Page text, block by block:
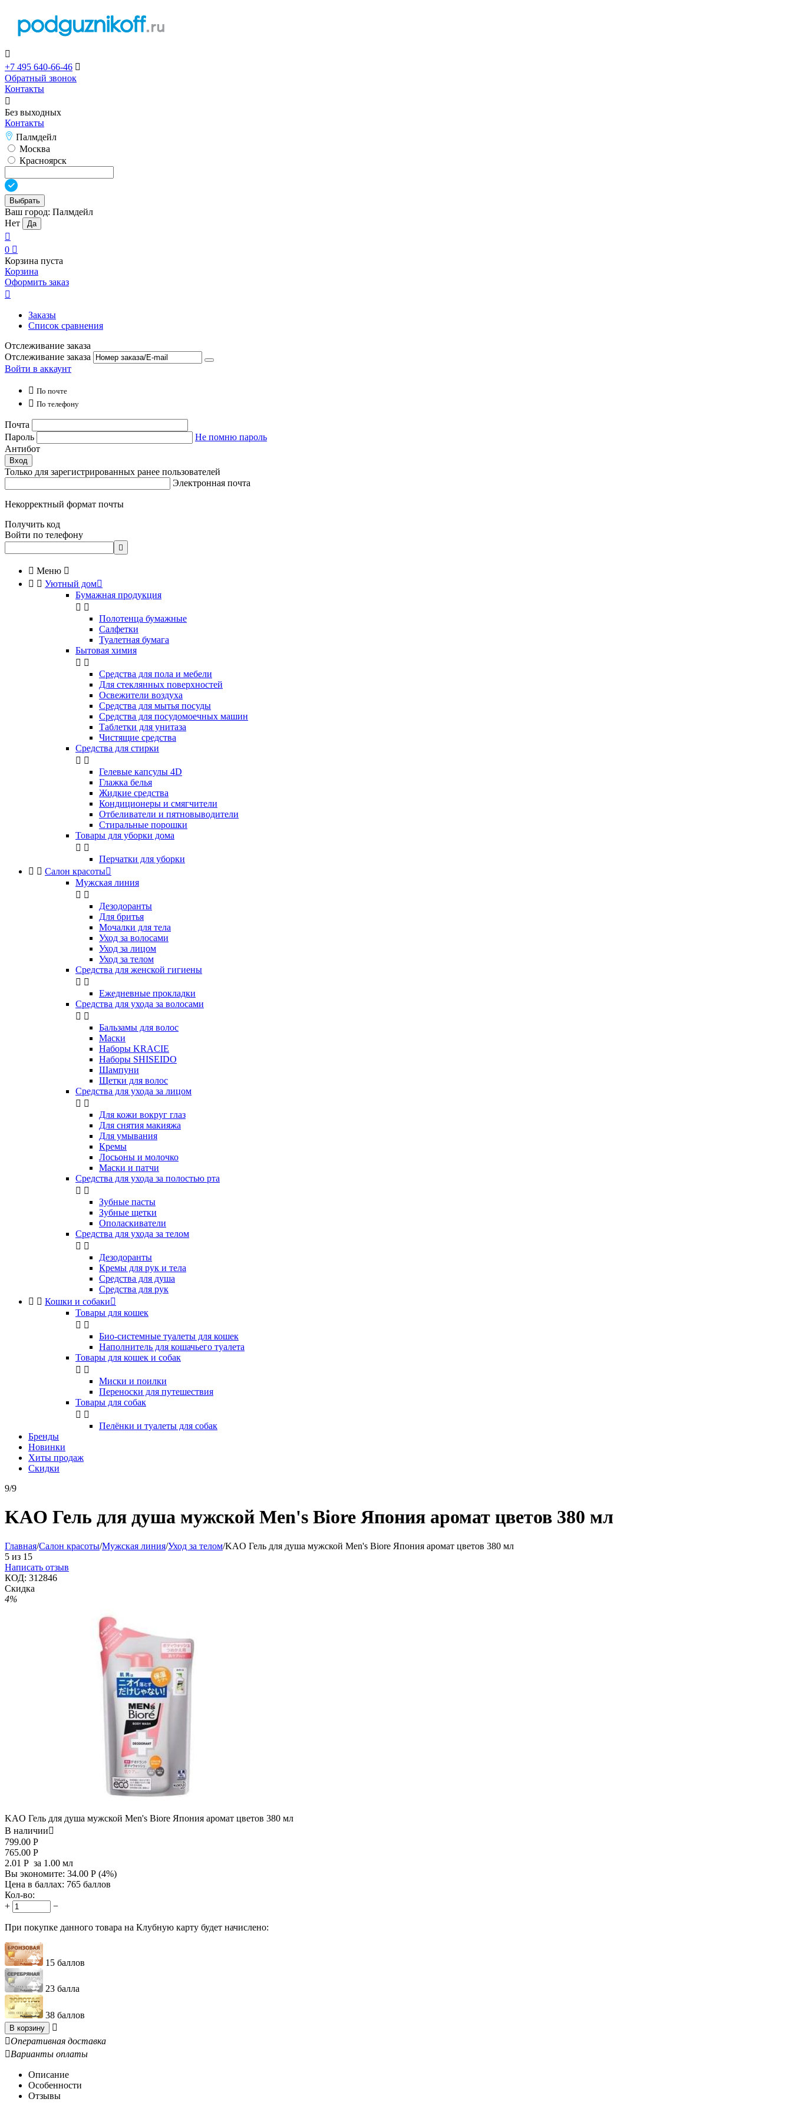

+7 495 640-66-46 
Обратный звонок
Контакты

Без выходных
Контакты
Палмдейл
Москва
Красноярск
Выбрать
Ваш город: Палмдейл
Нет
Да

0 
Корзина пуста
Корзина
Оформить заказ

Заказы
Список сравнения
Отслеживание заказа
Отслеживание заказа
Войти в аккаунт
 По почте
 По телефону
Почта
Пароль
Не помню пароль
Антибот
Вход
Только для зарегистрированных ранее пользователей
Электронная почта
Некорректный формат почты
Получить код
Войти по телефону

 Меню 
  Уютный дом
Бумажная продукция
 
Полотенца бумажные
Салфетки
Туалетная бумага
Бытовая химия
 
Cредства для пола и мебели
Для стеклянных поверхностей
Освежители воздуха
Средства для мытья посуды
Средства для посудомоечных машин
Таблетки для унитаза
Чистящие средства
Средства для стирки
 
Гелевые капсулы 4D
Глажка белья
Жидкие средства
Кондиционеры и смягчители
Отбеливатели и пятновыводители
Стиральные порошки
Товары для уборки дома
 
Перчатки для уборки
  Салон красоты
Мужская линия
 
Дезодоранты
Для бритья
Мочалки для тела
Уход за волосами
Уход за лицом
Уход за телом
Средства для женской гигиены
 
Ежедневные прокладки
Средства для ухода за волосами
 
Бальзамы для волос
Маски
Наборы KRACIE
Наборы SHISEIDO
Шампуни
Щетки для волос
Средства для ухода за лицом
 
Для кожи вокруг глаз
Для снятия макияжа
Для умывания
Кремы
Лосьоны и молочко
Маски и патчи
Средства для ухода за полостью рта
 
Зубные пасты
Зубные щетки
Ополаскиватели
Средства для ухода за телом
 
Дезодоранты
Кремы для рук и тела
Средства для душа
Средства для рук
  Кошки и собаки
Товары для кошек
 
Био-системные туалеты для кошек
Наполнитель для кошачьего туалета
Товары для кошек и собак
 
Миски и поилки
Переноски для путешествия
Товары для собак
 
Пелёнки и туалеты для собак
Бренды
Новинки
Хиты продаж
Скидки
9/9
KAO Гель для душа мужской Men's Biore Япония аромат цветов 380 мл
Главная/Салон красоты/Мужская линия/Уход за телом/KAO Гель для душа мужской Men's Biore Япония аромат цветов 380 мл
5 из 15
Написать отзыв
КОД: 312846
Скидка
4%
KAO Гель для душа мужской Men's Biore Япония аромат цветов 380 мл
В наличии
799.00 Р
765.00 Р
2.01 Р за 1.00 мл
Вы экономите: 34.00 Р (4%)
Цена в баллах: 765 баллов
Кол-во:
+
−
При покупке данного товара на Клубную карту будет начислено:
15 баллов
23 балла
38 баллов
В корзину

Оперативная доставка
Варианты оплаты
Описание
Особенности
Отзывы